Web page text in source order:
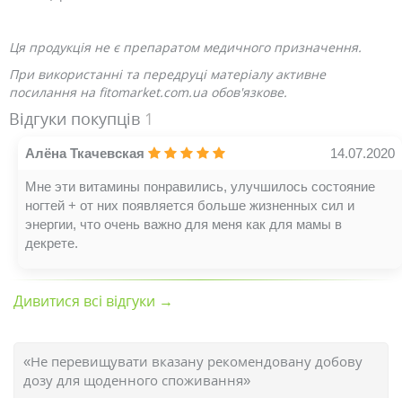
Ця продукція не є препаратом медичного призначення.
При використанні та передруці матеріалу активне
посилання на fitomarket.com.ua обов'язкове.
Відгуки покупців 1
Алёна Ткачевская 14.07.2020
Мне эти витамины понравились, улучшилось состояние
ногтей + от них появляется больше жизненных сил и
энергии, что очень важно для меня как для мамы в
декрете.
Дивитися всі відгуки →
«Не перевищувати вказану рекомендовану добову
дозу для щоденного споживання»